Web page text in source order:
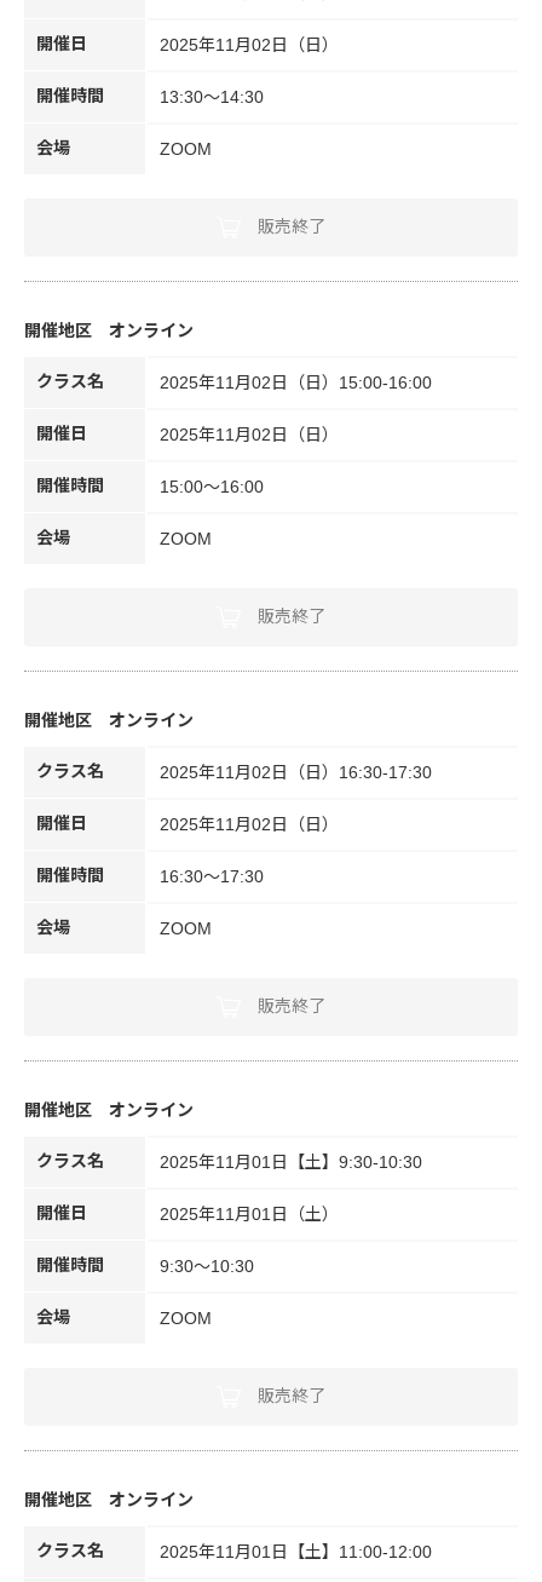
開催日 2025年11月02日（日）
開催時間 13:30～14:30
会場 ZOOM
販売終了
オンライン
クラス名 2025年11月02日（日）15:00-16:00
開催日 2025年11月02日（日）
開催時間 15:00～16:00
会場 ZOOM
販売終了
オンライン
クラス名 2025年11月02日（日）16:30-17:30
開催日 2025年11月02日（日）
開催時間 16:30～17:30
会場 ZOOM
販売終了
オンライン
クラス名 2025年11月01日【土】9:30-10:30
開催日 2025年11月01日（土）
開催時間 9:30～10:30
会場 ZOOM
販売終了
オンライン
クラス名 2025年11月01日【土】11:00-12:00